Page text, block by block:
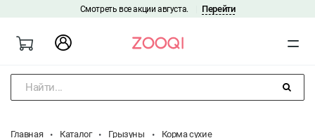
Смотреть все акции августа. Перейти
Найти...
Главная Каталог Грызуны
Корма сухие